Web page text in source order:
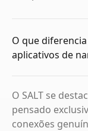
O que
aplicativos de
O SALT se
pensado
conexões